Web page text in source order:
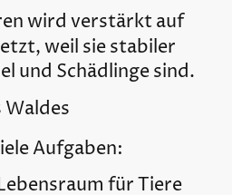
wird verstärkt auf
weil sie stabiler
und Schädlinge sind.
Waldes
Aufgaben:
für Tiere